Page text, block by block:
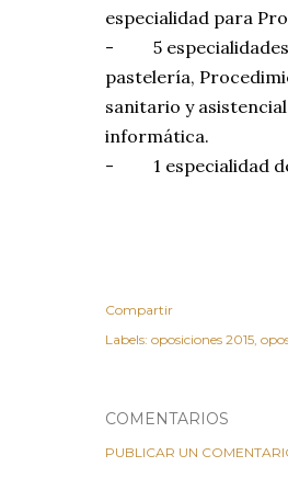
especialidad para
- 5 especialidades
pastelería,
sanitario y
informática.
- 1 especialidad de
Compartir
Labels: oposiciones 2015
COMENTARIOS
PUBLICAR UN